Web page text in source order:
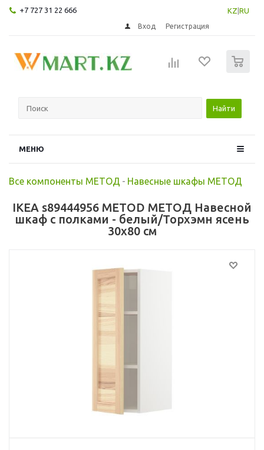
+7 727 31 22 666 KZ RU
Вход Регистрация
Найти
МЕНЮ
Все компоненты МЕТОД - Навесные шкафы МЕТОД
IKEA s89444956 METOD МЕТОД Навесной
шкаф с полками - белый/Торхэмн ясень
30x80 см